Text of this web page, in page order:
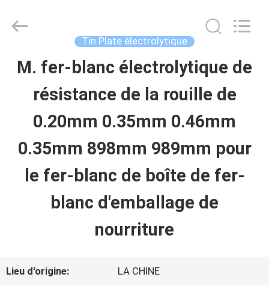
MAISON
PRODUITS
VIDÉOS
QUANYE
METAL
CO.,LTD.
Tin Plate électrolytique
M. fer-blanc électrolytique de
résistance de la rouille de
0.20mm 0.35mm 0.46mm
0.35mm 898mm 989mm pour
le fer-blanc de boîte de fer-
blanc d'emballage de
nourriture
Lieu d'origine: LA CHINE